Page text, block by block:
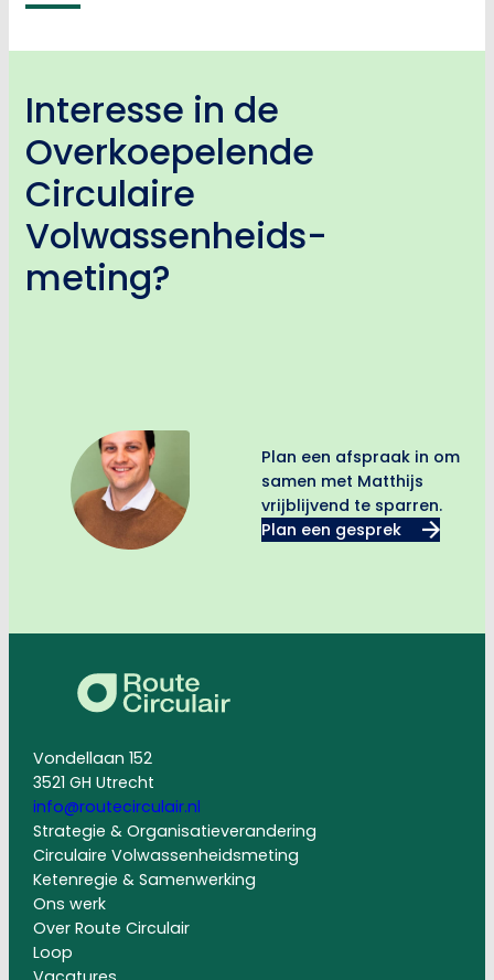
Interesse in de
Overkoepelende
Circulaire
Volwassenheids-
meting?
Plan een afspraak in om
samen met Matthijs
vrijblijvend te sparren.
Plan een gesprek
Vondellaan 152
3521 GH Utrecht
info@routecirculair.nl
Strategie & Organisatieverandering
Circulaire Volwassenheidsmeting
Ketenregie & Samenwerking
Ons werk
Over Route Circulair
Loop